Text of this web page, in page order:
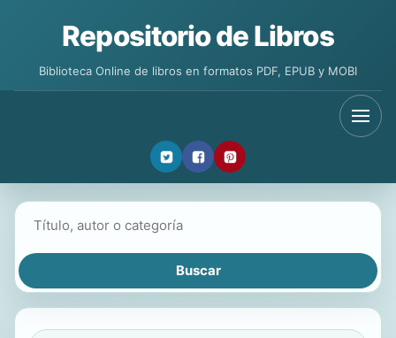
Repositorio de Libros
Biblioteca Online de libros en formatos PDF, EPUB y MOBI